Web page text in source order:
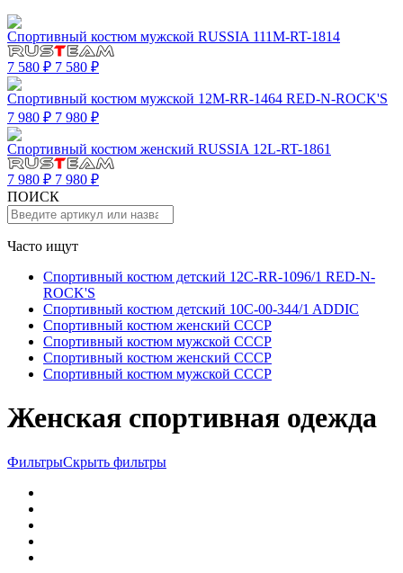
Спортивный костюм мужской RUSSIA 111M-RT-1814
7 580 ₽ 7 580 ₽
Спортивный костюм мужской 12M-RR-1464 RED-N-ROCK'S
7 980 ₽ 7 980 ₽
Спортивный костюм женский RUSSIA 12L-RT-1861
7 980 ₽ 7 980 ₽
ПОИСК
Часто ищут
Спортивный костюм детский 12C-RR-1096/1 RED-N-
ROCK'S
Спортивный костюм детский 10C-00-344/1 ADDIC
Спортивный костюм женский СССР
Спортивный костюм мужской СССР
Спортивный костюм женский СССР
Спортивный костюм мужской СССР
Женская спортивная одежда
ФильтрыСкрыть фильтры